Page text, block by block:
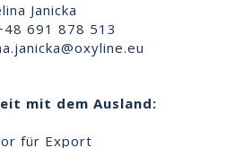
Janicka
691 878 513
mit dem Ausland:
für Export